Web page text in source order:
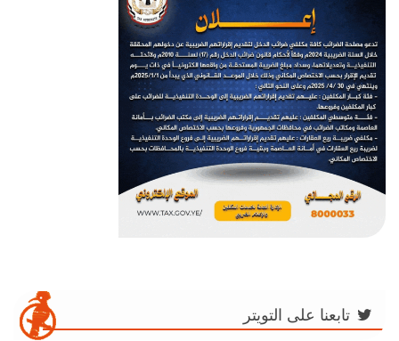
تابعنا على التويتر